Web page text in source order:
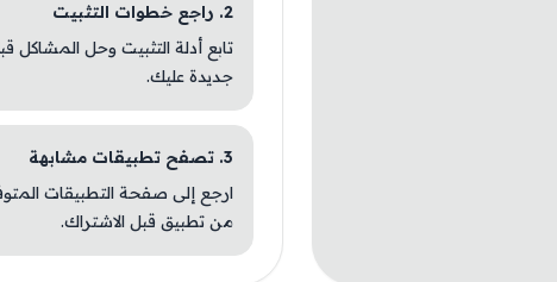
2. راجع خطوات التثبيت
تابع أدلة التثبيت وحل المشاكل
جديدة عليك.
3. تصفح تطبيقات مشابهة
ارجع إلى صفحة التطبيقات
من تطبيق قبل الاشتراك.